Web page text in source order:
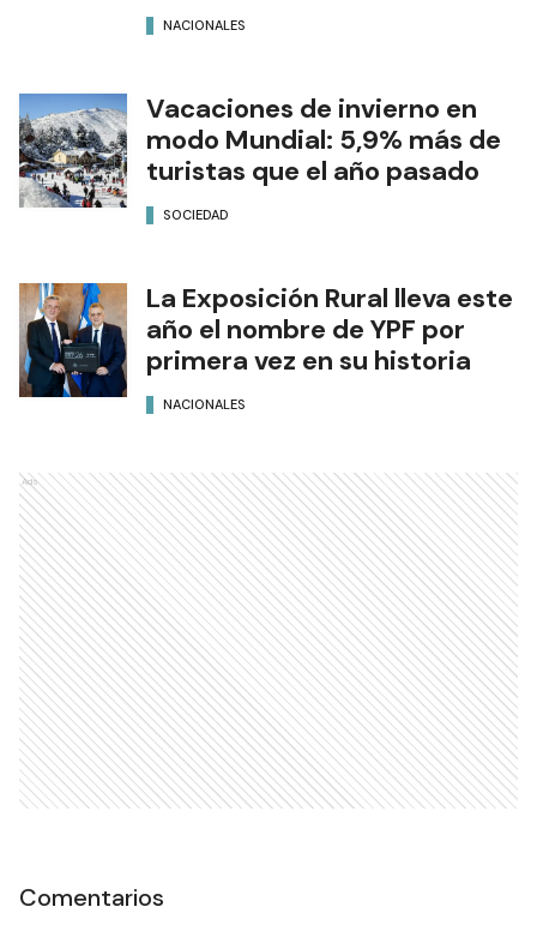
NACIONALES
Vacaciones de invierno en
modo Mundial: 5,9% más de
turistas que el año pasado
SOCIEDAD
La Exposición Rural lleva este
año el nombre de YPF por
primera vez en su historia
NACIONALES
Ads
Comentarios